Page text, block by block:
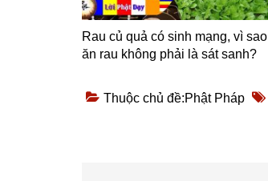
Rau củ quả có sinh mạng, vì sao
ăn rau không phải là sát sanh?
Thuộc chủ đề:Phật Pháp